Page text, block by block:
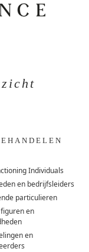
Individuals
en bedrijfsleiders
particulieren
en
en